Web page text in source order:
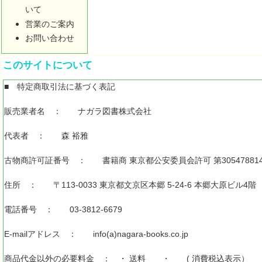
いて
営業のご案内
お問い合わせ
このサイトについて
■ 特定商取引法に基づく表記
販売業者名 ： ナガラ図書株式会社
代表者 ： 森 裕雅
古物商許可証番号 ： 書籍商 東京都公安委員会許可 第
住所 ： 〒113-0033 東京都文京区本郷 5-24-6 本郷大原ビル4階
電話番号 ： 03-3812-6679
E-mailアドレス ： info(a)nagara-books.co.jp
商品代金以外の必要料金 ： ・ 送料 ・ ( 消費税込表示）